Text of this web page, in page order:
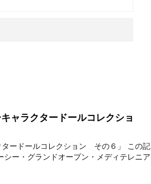
ャラクタードールコレクショ
タードールコレクション その６」 この記
ー・グランドオープン・メディテレニア